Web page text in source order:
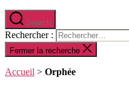
Search
Rechercher :
Fermer la recherche
Accueil > Orphée